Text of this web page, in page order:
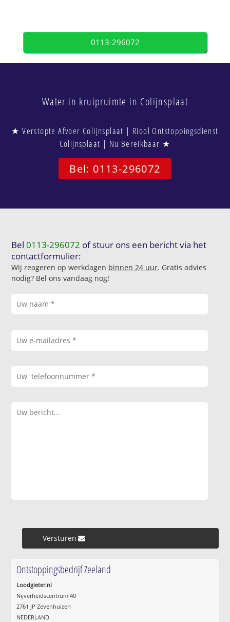
0113-296072
Water in kruipruimte in Colijnsplaat
★ Verstopte Afvoer Colijnsplaat | Riool Ontstoppingsdienst
Colijnsplaat | Nu Bereikbaar ★
Bel: 0113-296072
Bel0113-296072 of stuur ons een bericht via het
contactformulier:
Wij reageren op werkdagen binnen 24 uur. Gratis advies
nodig? Bel ons vandaag nog!
Versturen »
Ontstoppingsbedrijf Zeeland
Loodgieter.nl
Nijverheidscentrum 40
2761 JP Zevenhuizen
NEDERLAND